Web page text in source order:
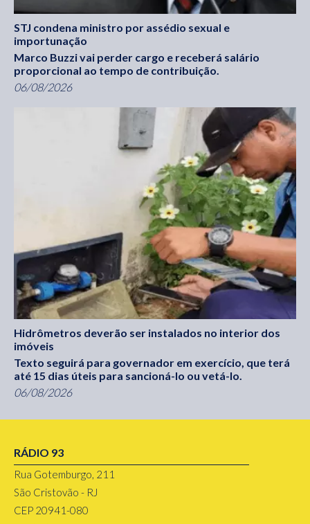
STJ condena ministro por assédio sexual e
importunação
Marco Buzzi vai perder cargo e receberá salário
proporcional ao tempo de contribuição.
06/08/2026
Hidrômetros deverão ser instalados no interior dos
imóveis
Texto seguirá para governador em exercício, que terá
até 15 dias úteis para sancioná-lo ou vetá-lo.
06/08/2026
RÁDIO 93
Rua Gotemburgo, 211
São Cristovão - RJ
CEP 20941-080